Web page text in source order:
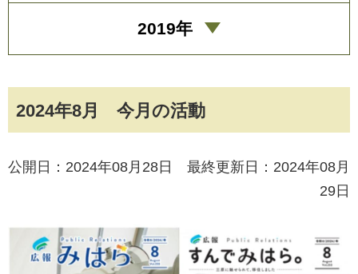
2024年8月 今月の活動
公開日：2024年08月28日 最終更新日：2024年08月
29日
2019年